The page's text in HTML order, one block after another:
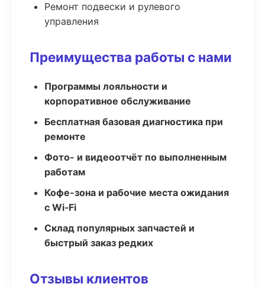
Ремонт подвески и рулевого
управления
Преимущества работы с нами
Программы лояльности и
корпоративное обслуживание
Бесплатная базовая диагностика при
ремонте
Фото- и видеоотчёт по выполненным
работам
Кофе-зона и рабочие места ожидания
с Wi‑Fi
Склад популярных запчастей и
быстрый заказ редких
Отзывы клиентов